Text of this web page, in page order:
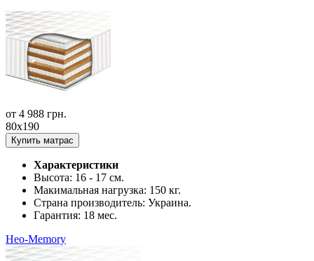
от 4 988 грн.
80x190
Купить матрас
Характеристики
Высота: 16 - 17 см.
Макимальная нагрузка: 150 кг.
Страна производитель: Украина.
Гарантия: 18 мес.
Нео-Memory